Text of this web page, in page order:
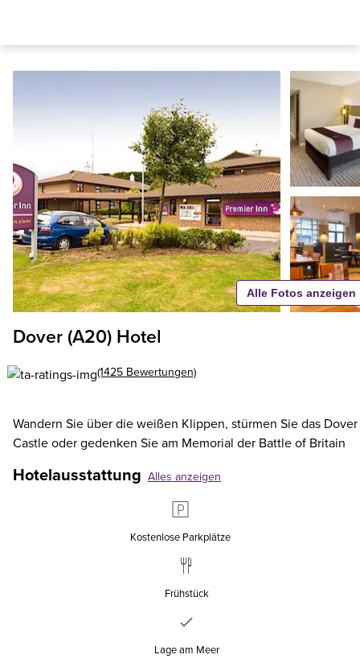
Dover (A20) Hotel
(1425 Bewertungen)
Wandern Sie über die weißen Klippen, stürmen Sie das Dover
Castle oder gedenken Sie am Memorial der Battle of Britain
Hotelausstattung Alles anzeigen
Kostenlose Parkplätze
Frühstück
Lage am Meer
Alle Fotos anzeigen